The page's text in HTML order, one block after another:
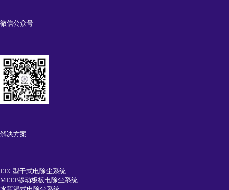
微信公众号
解决方案
EEC型干式电除尘系统
MEEP移动极板电除尘系统